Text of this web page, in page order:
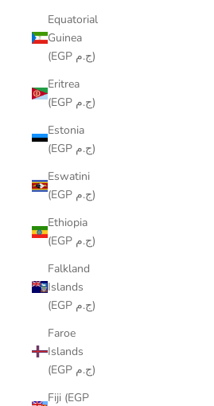
Equatorial
Guinea
(EGP ج.م)
Eritrea
(EGP ج.م)
Estonia
(EGP ج.م)
Eswatini
(EGP ج.م)
Ethiopia
(EGP ج.م)
Falkland
Islands
(EGP ج.م)
Faroe
Islands
(EGP ج.م)
Fiji (EGP